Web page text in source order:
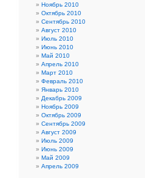
Ноябрь 2010
Октябрь 2010
Сентябрь 2010
Август 2010
Июль 2010
Июнь 2010
Май 2010
Апрель 2010
Март 2010
Февраль 2010
Январь 2010
Декабрь 2009
Ноябрь 2009
Октябрь 2009
Сентябрь 2009
Август 2009
Июль 2009
Июнь 2009
Май 2009
Апрель 2009